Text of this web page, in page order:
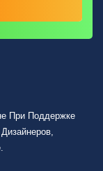
При Поддержке